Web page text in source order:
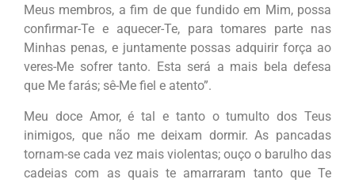
Meus membros, a fim de que fundido em Mim, possa
confirmar-Te e aquecer-Te, para tomares parte nas
Minhas penas, e juntamente possas adquirir força ao
veres-Me sofrer tanto. Esta será a mais bela defesa
que Me farás; sê-Me fiel e atento”.
Meu doce Amor, é tal e tanto o tumulto dos Teus
inimigos, que não me deixam dormir. As pancadas
tornam-se cada vez mais violentas; ouço o barulho das
cadeias com as quais te amarraram tanto que Te